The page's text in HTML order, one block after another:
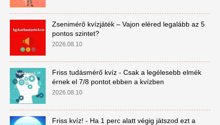
Zsenimérő kvízjáték – Vajon eléred legalább az 5
pontos szintet?
2026.08.10
Friss tudásmérő kvíz - Csak a legélesebb elmék
érnek el 7/8 pontot ebben a kvízben
2026.08.10
Friss kvíz! - Ha 1 perc alatt végig játszod ezt a